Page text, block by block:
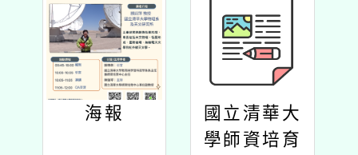
海報
國立清華大
學師資培育